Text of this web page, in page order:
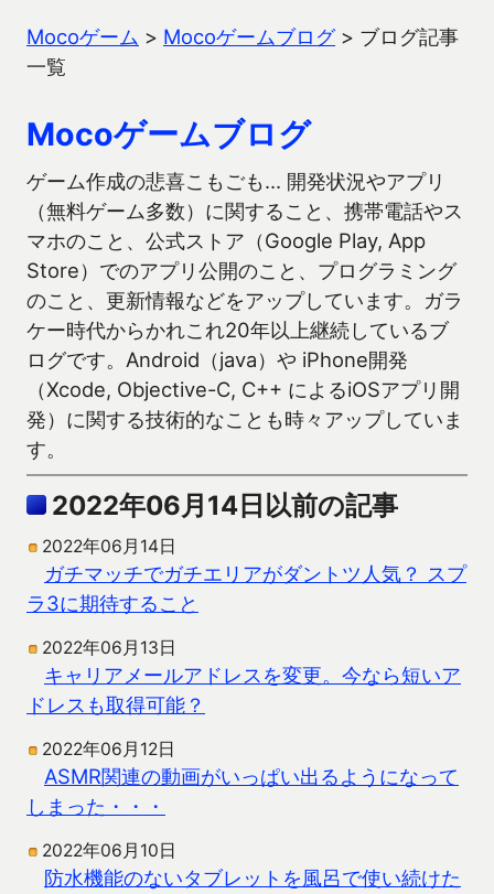
Mocoゲーム > Mocoゲームブログ> ブログ記事
一覧
Mocoゲームブログ
ゲーム作成の悲喜こもごも… 開発状況やアプリ
（無料ゲーム多数）に関すること、携帯電話やス
マホのこと、公式ストア（Google Play, App
Store）でのアプリ公開のこと、プログラミング
のこと、更新情報などをアップしています。ガラ
ケー時代からかれこれ20年以上継続しているブ
ログです。Android（java）や iPhone開発
（Xcode, Objective-C, C++ によるiOSアプリ開
発）に関する技術的なことも時々アップしていま
す。
2022年06月14日以前の記事
2022年06月14日
ガチマッチでガチエリアがダントツ人気？ スプ
ラ3に期待すること
2022年06月13日
キャリアメールアドレスを変更。今なら短いア
ドレスも取得可能？
2022年06月12日
ASMR関連の動画がいっぱい出るようになって
しまった・・・
2022年06月10日
防水機能のないタブレットを風呂で使い続けた